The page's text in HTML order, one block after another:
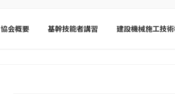
協会概要 基幹技能者講習 建設機械施工技